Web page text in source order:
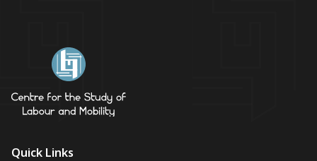
Quick Links